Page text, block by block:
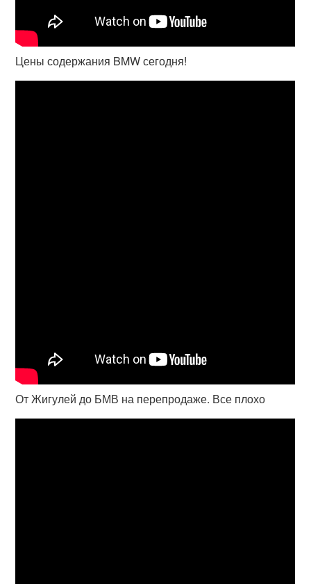
Цены содержания BMW сегодня!
От Жигулей до БМВ на перепродаже. Все плохо